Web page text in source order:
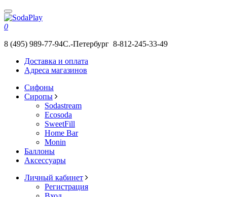
0
8 (495) 989-77-94С.-Петербург 8-812-245-33-49
Доставка и оплата
Адреса магазинов
Сифоны
Сиропы
Sodastream
Ecosoda
SweetFill
Home Bar
Monin
Баллоны
Аксессуары
Личный кабинет
Регистрация